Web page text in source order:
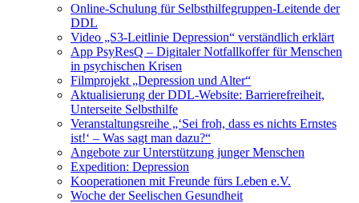
Online-Schulung für Selbsthilfegruppen-Leitende der
DDL
Video „S3-Leitlinie Depression“ verständlich erklärt
App PsyResQ – Digitaler Notfallkoffer für Menschen
in psychischen Krisen
Filmprojekt „Depression und Alter“
Aktualisierung der DDL-Website: Barrierefreiheit,
Unterseite Selbsthilfe
Veranstaltungsreihe „‘Sei froh, dass es nichts Ernstes
ist!‘ – Was sagt man dazu?“
Angebote zur Unterstützung junger Menschen
Expedition: Depression
Kooperationen mit Freunde fürs Leben e.V.
Woche der Seelischen Gesundheit